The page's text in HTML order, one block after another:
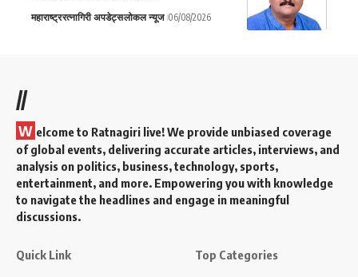
महाराष्ट्ररत्नागिरी अपडेट्सलोकल न्यूज 06/08/2026
//
W elcome to Ratnagiri live! We provide unbiased coverage
of global events, delivering accurate articles, interviews, and
analysis on politics, business, technology, sports,
entertainment, and more. Empowering you with knowledge
to navigate the headlines and engage in meaningful
discussions.
Quick Link Top Categories